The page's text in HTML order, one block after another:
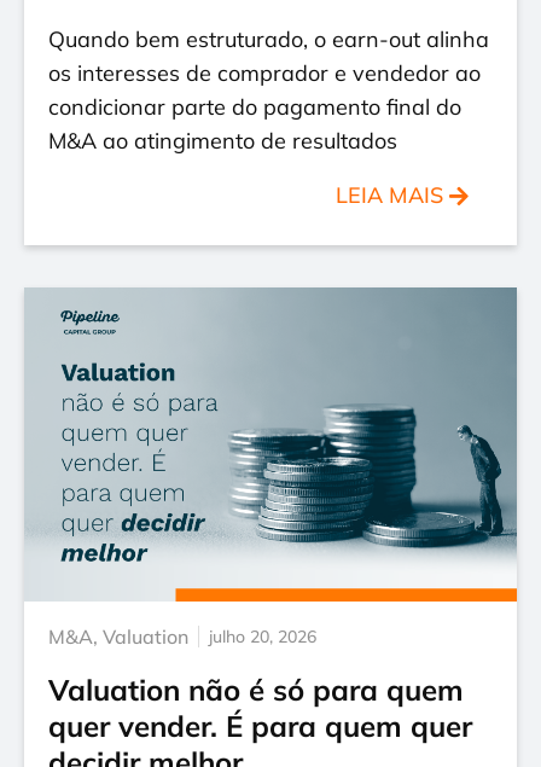
Quando bem estruturado, o earn-out alinha
os interesses de comprador e vendedor ao
condicionar parte do pagamento final do
M&A ao atingimento de resultados
LEIA MAIS
M&A, Valuation julho 20, 2026
Valuation não é só para quem
quer vender. É para quem quer